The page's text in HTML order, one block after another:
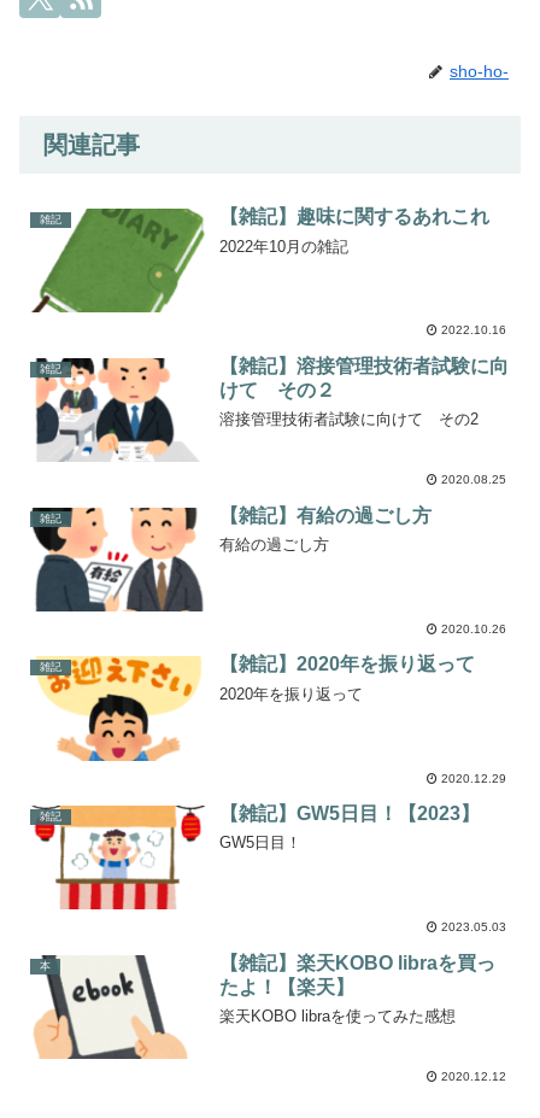
sho-ho-
関連記事
雑記 【雑記】趣味に関するあれこれ
2022年10月の雑記
2022.10.16
雑記
【雑記】溶接管理技術者試験に向
けて その２
溶接管理技術者試験に向けて その2
2020.08.25
雑記 【雑記】有給の過ごし方
有給の過ごし方
2020.10.26
雑記 【雑記】2020年を振り返って
2020年を振り返って
2020.12.29
雑記 【雑記】GW5日目！【2023】
GW5日目！
2023.05.03
本
【雑記】楽天KOBO libraを買っ
たよ！【楽天】
楽天KOBO libraを使ってみた感想
2020.12.12